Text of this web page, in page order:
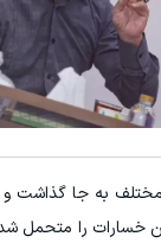
به جا گذاشت و
خسارات را متحمل
ثبت نام کنید